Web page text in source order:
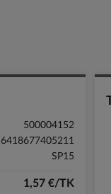
500004152
6418677405211
SP15
1,57 €/TK